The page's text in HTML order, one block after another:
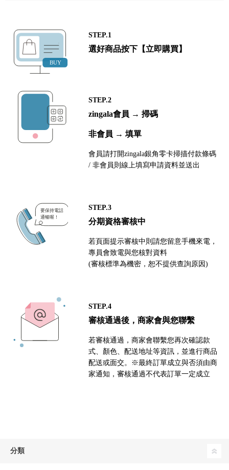
STEP.1
選好商品按下【立即購買】
STEP.2
zingala會員 → 掃碼
非會員 → 填單
會員請打開zingala銀角零卡掃描付款條碼
/ 非會員則線上填寫申請資料並送出
STEP.3
分期資格審核中
若頁面提示審核中則請您留意手機來電，
專員會致電與您核對資料
(審核標準為機密，恕不提供查詢原因)
STEP.4
審核通過後，商家會與您聯繫
若審核通過，商家會聯繫您再次確認款
式、顏色、配送地址等資訊，並進行商品
配送或面交。※最終訂單成立與否須由商
家通知，審核通過不代表訂單一定成立
分類